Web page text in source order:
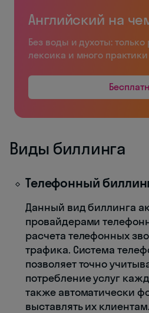
Английский на
Без воды и духоты: только
лексика и много практики
Виды биллинга
Телефонный
Данный вид биллинга
провайдерами
расчета телефонных
трафика. Система
позволяет точно
потребление услуг
также автоматически
выставлять их клиентам.